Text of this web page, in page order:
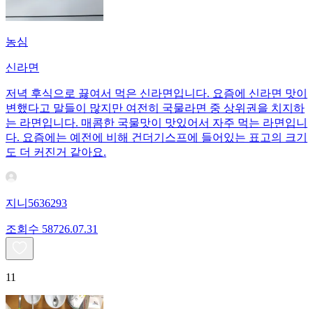
농심
신라면
저녁 후식으로 끓여서 먹은 신라면입니다. 요즘에 신라면 맛이
변했다고 말들이 많지만 여전히 국물라면 중 상위권을 치지하
는 라면입니다. 매콤한 국물맛이 맛있어서 자주 먹는 라면입니
다. 요즘에는 예전에 비해 건더기스프에 들어있는 표고의 크기
도 더 커진거 같아요.
지니5636293
조회수 58726.07.31
11